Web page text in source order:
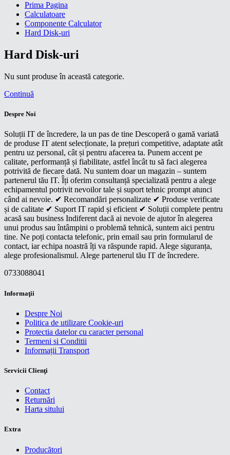
Prima Pagina
Calculatoare
Componente Calculator
Hard Disk-uri
Hard Disk-uri
Nu sunt produse în această categorie.
Continuă
Despre Noi
Soluții IT de încredere, la un pas de tine Descoperă o gamă variată
de produse IT atent selecționate, la prețuri competitive, adaptate atât
pentru uz personal, cât și pentru afacerea ta. Punem accent pe
calitate, performanță și fiabilitate, astfel încât tu să faci alegerea
potrivită de fiecare dată. Nu suntem doar un magazin – suntem
partenerul tău IT. Îți oferim consultanță specializată pentru a alege
echipamentul potrivit nevoilor tale și suport tehnic prompt atunci
când ai nevoie. ✔ Recomandări personalizate ✔ Produse verificate
și de calitate ✔ Suport IT rapid și eficient ✔ Soluții complete pentru
acasă sau business Indiferent dacă ai nevoie de ajutor în alegerea
unui produs sau întâmpini o problemă tehnică, suntem aici pentru
tine. Ne poți contacta telefonic, prin email sau prin formularul de
contact, iar echipa noastră îți va răspunde rapid. Alege siguranța,
alege profesionalismul. Alege partenerul tău IT de încredere.
0733088041
Informaţii
Despre Noi
Politica de utilizare Cookie-uri
Protectia datelor cu caracter personal
Termeni si Conditii
Informații Transport
Servicii Clienţi
Contact
Returnări
Harta sitului
Extra
Producători